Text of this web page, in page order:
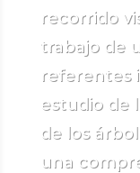
recorrido
trabajo de
referentes
estudio de
de los
una